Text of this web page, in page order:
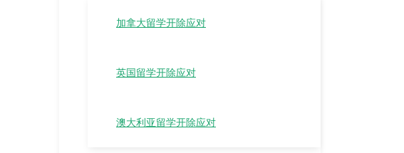
加拿大留学开除应对
英国留学开除应对
澳大利亚留学开除应对